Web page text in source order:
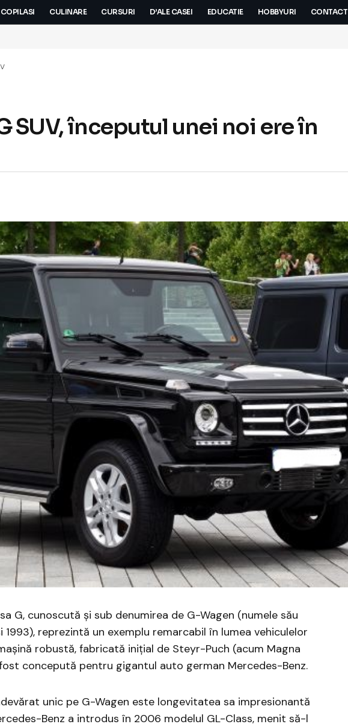
COPILASI CULINARE CURSURI D’ALE CASEI EDUCATIE HOBBYURI CONTACT
SUV, începutul unei noi ere în
G, cunoscută și sub denumirea de G-Wagen (numele său
1993), reprezintă un exemplu remarcabil în lumea vehiculelor
robustă, fabricată inițial de Steyr-Puch (acum Magna
concepută pentru gigantul auto german Mercedes-Benz.
unic pe G-Wagen este longevitatea sa impresionantă
Benz a introdus în 2006 modelul GL-Class, menit să-l